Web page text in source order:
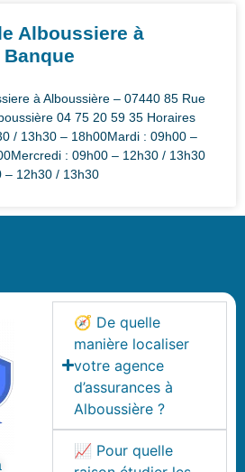
Alboussiere à
à Alboussière – 07440 85 Rue
04 75 20 59 35 Horaires
/ 13h30 – 18h00Mardi : 09h00 –
: 09h00 – 12h30 / 13h30
– 12h30 / 13h30
🧭 De quelle
manière localiser
votre agence
d’assurances à
Alboussière ?
📈 Pour quelle